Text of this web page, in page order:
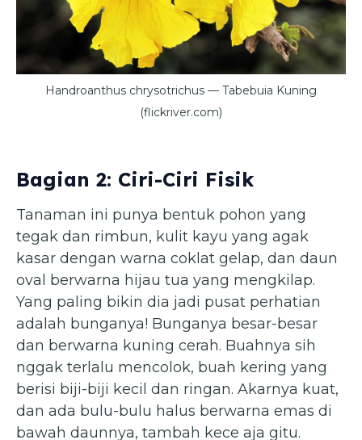
Handroanthus chrysotrichus — Tabebuia Kuning
(flickriver.com)
Bagian 2: Ciri-Ciri Fisik
Tanaman ini punya bentuk pohon yang
tegak dan rimbun, kulit kayu yang agak
kasar dengan warna coklat gelap, dan daun
oval berwarna hijau tua yang mengkilap.
Yang paling bikin dia jadi pusat perhatian
adalah bunganya! Bunganya besar-besar
dan berwarna kuning cerah. Buahnya sih
nggak terlalu mencolok, buah kering yang
berisi biji-biji kecil dan ringan. Akarnya kuat,
dan ada bulu-bulu halus berwarna emas di
bawah daunnya, tambah kece aja gitu.